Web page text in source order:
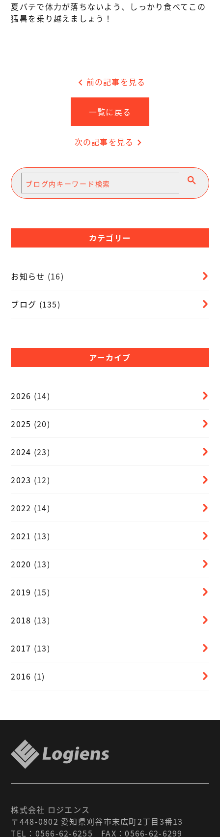
夏バテで体力が落ちないよう、しっかり食べてこの
猛暑を乗り越えましょう！
chevron_left 前の記事を見る
一覧に戻る
次の記事を見る chevron_right
カテゴリー
お知らせ (16)
ブログ (135)
アーカイブ
2026 (14)
2025 (20)
2024 (23)
2023 (12)
2022 (14)
2021 (13)
2020 (13)
2019 (15)
2018 (13)
2017 (13)
2016 (1)
株式会社 ロジエンス
〒448-0802 愛知県刈谷市末広町2丁目3番13
TEL： 0566-62-6255 FAX：0566-62-6299